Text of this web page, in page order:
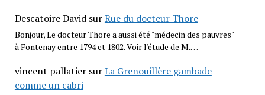
Descatoire DavidsurRue du docteur Thore
Bonjour, Le docteur Thore a aussi été "médecin des pauvres"
à Fontenay entre 1794 et 1802. Voir l'étude de M.…
vincent pallatiersurLa Grenouillère gambade
comme un cabri